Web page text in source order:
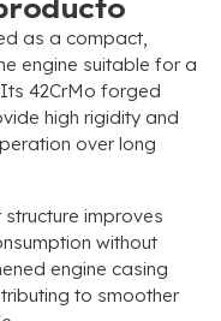
as a compact,
engine suitable for a
Its 42CrMo forged
high rigidity and
over long
improves
without
engine casing
to smoother